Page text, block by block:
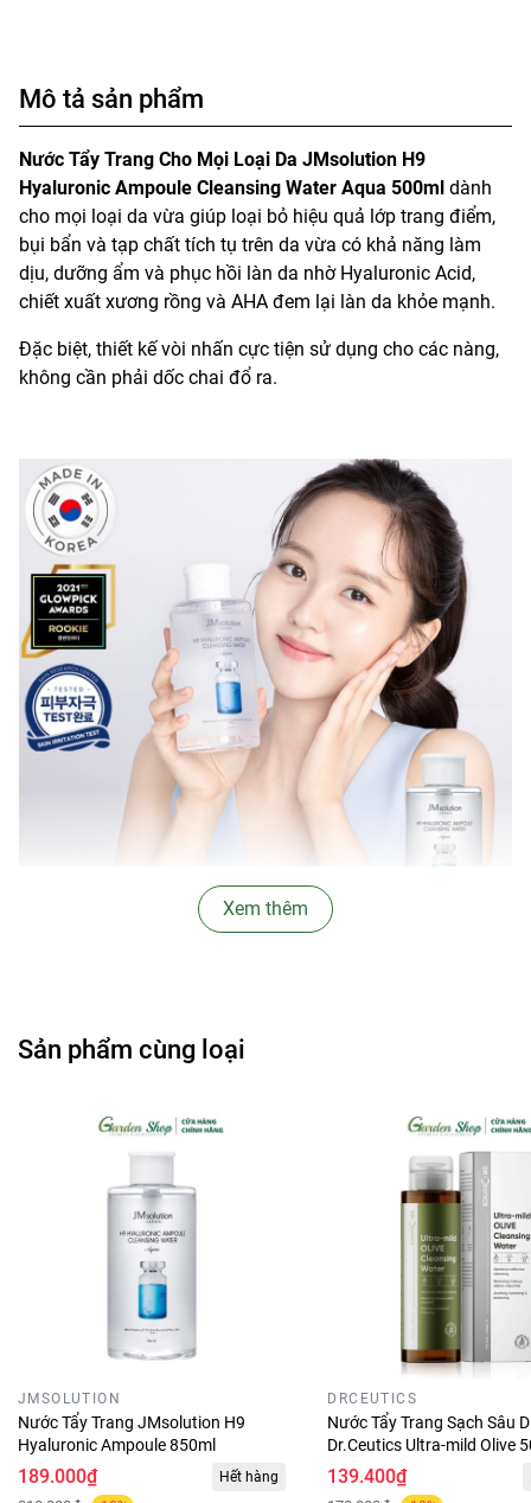
Mô tả sản phẩm
Nước Tẩy Trang Cho Mọi Loại Da JMsolution H9
Hyaluronic Ampoule Cleansing Water Aqua 500ml dành
cho mọi loại da vừa giúp loại bỏ hiệu quả lớp trang điểm,
bụi bẩn và tạp chất tích tụ trên da vừa có khả năng làm
dịu, dưỡng ẩm và phục hồi làn da nhờ Hyaluronic Acid,
chiết xuất xương rồng và AHA đem lại làn da khỏe mạnh.
Đặc biệt, thiết kế vòi nhấn cực tiện sử dụng cho các nàng,
không cần phải dốc chai đổ ra.
✿Đặc điểm:
Xem thêm
Sản phẩm cùng loại
JMSOLUTION
Nước Tẩy Trang JMsolution H9
Hyaluronic Ampoule 850ml
189.000₫ Hết hàng
DRCEUTICS
Nước Tẩy Trang Sạch Sâu
Dr.Ceutics Ultra-mild Olive
139.400₫